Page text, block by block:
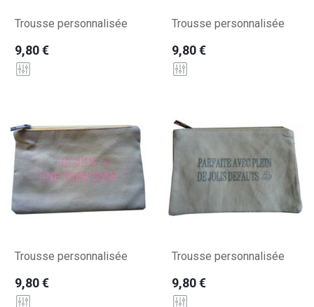
Trousse personnalisée
9,80 €
Trousse personnalisée
9,80 €
Trousse personnalisée
9,80 €
Trousse personnalisée
9,80 €